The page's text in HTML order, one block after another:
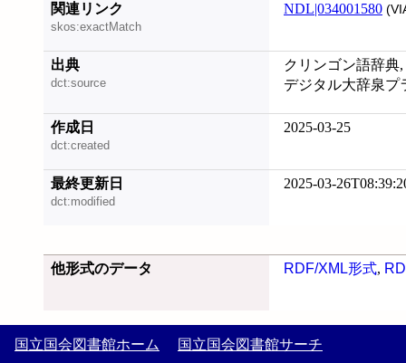
関連リンク
skos:exactMatch
NDL|034001580
出典
dct:source
クリンゴン語辞典,
デジタル大辞泉プ
作成日
dct:created
2025-03-25
最終更新日
dct:modified
2025-03-
他形式のデータ RDF/XML形式,
国立国会図書館ホーム 国立国会図書館サーチ